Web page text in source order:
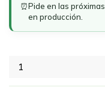
⏰Pide en las próximas
en producción.